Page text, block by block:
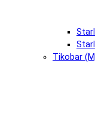
Tikobar